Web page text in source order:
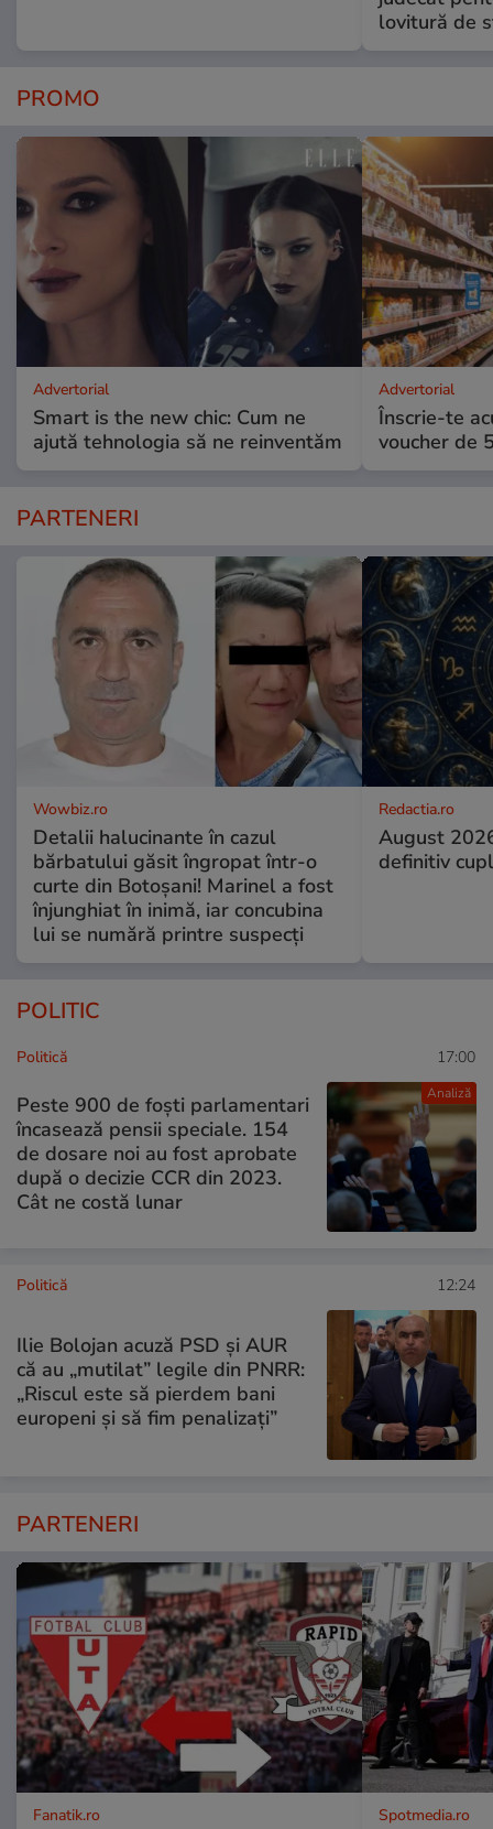
lovitură de
PROMO
Advertorial
Smart is the new chic: Cum ne
ajută tehnologia să ne reinventăm
Advertorial
Înscrie-te
voucher de
PARTENERI
Wowbiz.ro
Detalii halucinante în cazul
bărbatului găsit îngropat într-o
curte din Botoșani! Marinel a fost
înjunghiat în inimă, iar concubina
lui se numără printre suspecți
Redactia.ro
August
definitiv
POLITIC
Analiză
Politică 17:00
Peste 900 de foști parlamentari
încasează pensii speciale. 154
de dosare noi au fost aprobate
după o decizie CCR din 2023.
Cât ne costă lunar
Politică 12:24
Ilie Bolojan acuză PSD și AUR
că au „mutilat” legile din PNRR:
„Riscul este să pierdem bani
europeni și să fim penalizați”
PARTENERI
Fanatik.ro Spotmedia.ro